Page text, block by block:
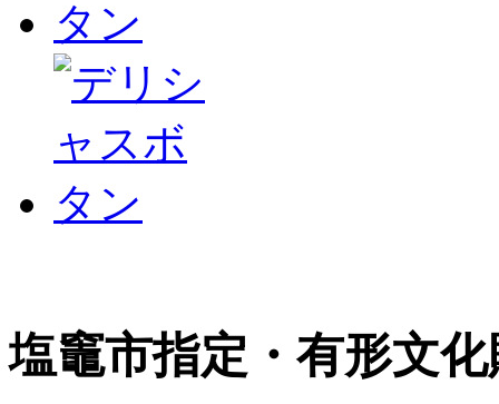
塩竈市指定・有形文